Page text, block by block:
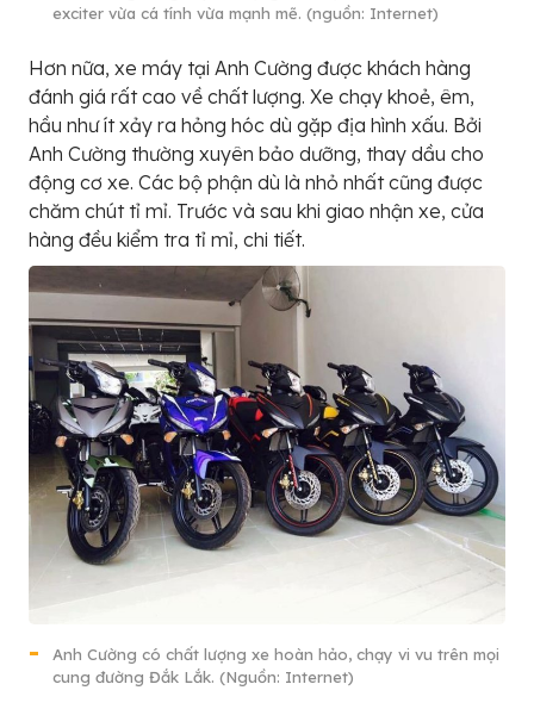
exciter vừa cá tính vừa mạnh mẽ. (nguồn: Internet)
Hơn nữa, xe máy tại Anh Cường được khách hàng
đánh giá rất cao về chất lượng. Xe chạy khoẻ, êm,
hầu như ít xảy ra hỏng hóc dù gặp địa hình xấu. Bởi
Anh Cường thường xuyên bảo dưỡng, thay dầu cho
động cơ xe. Các bộ phận dù là nhỏ nhất cũng được
chăm chút tỉ mỉ. Trước và sau khi giao nhận xe, cửa
hàng đều kiểm tra tỉ mỉ, chi tiết.
Anh Cường có chất lượng xe hoàn hảo, chạy vi vu trên mọi
cung đường Đắk Lắk. (Nguồn: Internet)